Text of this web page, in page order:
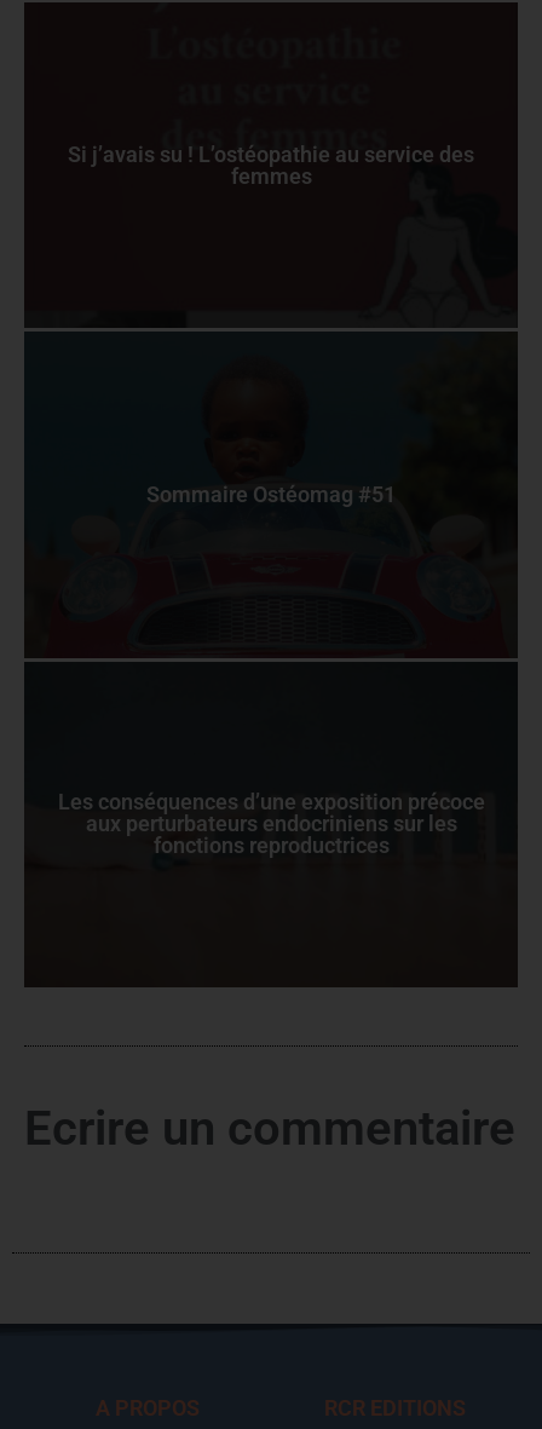
Si j’avais su ! L’ostéopathie au service des
femmes
Sommaire Ostéomag #51
Les conséquences d’une exposition précoce
aux perturbateurs endocriniens sur les
fonctions reproductrices
Ecrire un commentaire
A PROPOS RCR EDITIONS